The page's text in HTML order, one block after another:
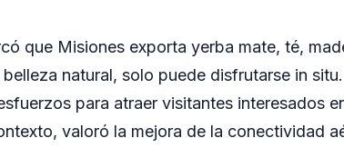
que Misiones exporta yerba mate, té,
natural, solo puede disfrutarse in
para atraer visitantes interesados
valoró la mejora de la conectividad